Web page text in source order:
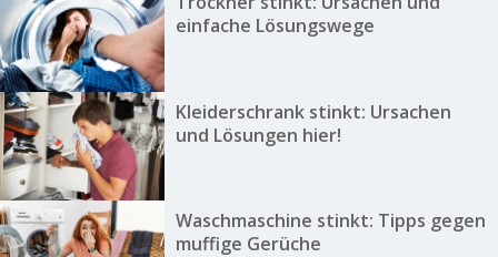
einfache Lösungswege
Kleiderschrank stinkt: Ursachen
und Lösungen hier!
Waschmaschine stinkt: Tipps gegen
muffige Gerüche